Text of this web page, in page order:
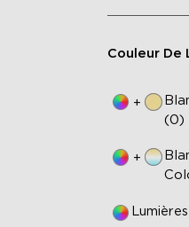
Couleur De
+
(0)
+